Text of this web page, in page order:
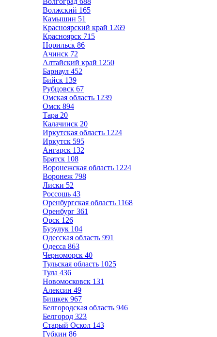
Волжский 165
Камышин 51
Красноярский край 1269
Красноярск 715
Норильск 86
Ачинск 72
Алтайский край 1250
Барнаул 452
Бийск 139
Рубцовск 67
Омская область 1239
Омск 894
Тара 20
Калачинск 20
Иркутская область 1224
Иркутск 595
Ангарск 132
Братск 108
Воронежская область 1224
Воронеж 798
Лиски 52
Россошь 43
Оренбургская область 1168
Оренбург 361
Орск 126
Бузулук 104
Одесская область 991
Одесса 863
Черноморск 40
Тульская область 1025
Тула 436
Новомосковск 131
Алексин 49
Бишкек 967
Белгородская область 946
Белгород 323
Старый Оскол 143
Губкин 86